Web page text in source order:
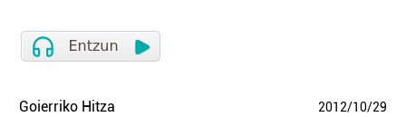
Goierriko Hitza 2012/10/29